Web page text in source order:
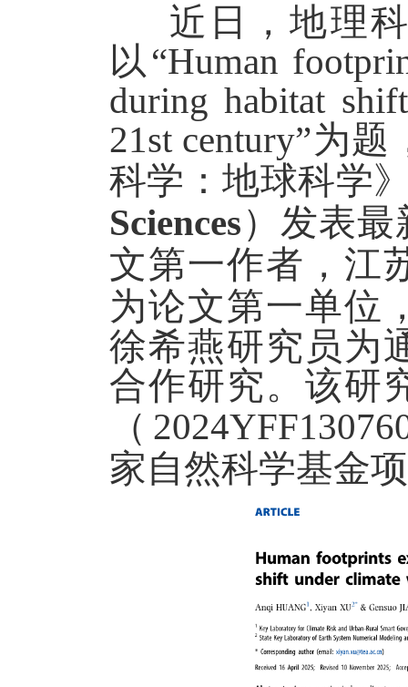
近日，地理科
以 “Human
during habitat
21st century”为
科学：地球科学
Sciences）发表
文第一作者，江
为论文第一单位
徐希燕研究员为
合作研究。该研
（
家自然科学基金